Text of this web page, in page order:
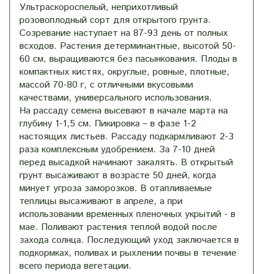
Ультраскороспелый, неприхотливый
розовоплодный сорт для открытого грунта.
Созревание наступает на 87-93 день от полных
всходов. Растения детерминантные, высотой 50-
60 см, выращиваются без пасынкования. Плоды в
компактных кистях, округлые, ровные, плотные,
массой 70-80 г, с отличными вкусовыми
качествами, универсального использования.
На рассаду семена высевают в начале марта на
глубину 1-1,5 см. Пикировка – в фазе 1-2
настоящих листьев. Рассаду подкармливают 2-3
раза комплексным удобрением. За 7-10 дней
перед высадкой начинают закалять. В открытый
грунт высаживают в возрасте 50 дней, когда
минует угроза заморозков. В отапливаемые
теплицы высаживают в апреле, а при
использовании временных пленочных укрытий - в
мае. Поливают растения теплой водой после
захода солнца. Последующий уход заключается в
подкормках, поливах и рыхлении почвы в течение
всего периода вегетации.